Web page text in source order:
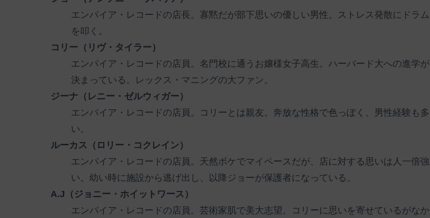
エンパイア・レコードの店長。寡黙だが部下思いの優しい男性。ストレス発散にドラム
を叩く。
コリー（リヴ・タイラー）
エンパイア・レコードの店員。名門校に通うお嬢様女子高生。ハーバード大への進学が
決まっている。レックス・マニングの大ファン。
ジーナ（レニー・ゼルウィガー）
エンパイア・レコードの店員。コリーとは親友。奔放な性格で色っぽく、男性経験も多
い。
ルーカス（ロリー・コクレイン）
エンパイア・レコードの店員。天然ボケでマイペースだが、店に対する思いは人一倍強
い。幼い時に施設から逃げ出し、以降ジョーが保護者になっている。
A.J（ジョニー・ホイットワース）
エンパイア・レコードの店員。芸術家肌で美大志望。コリーに思いを寄せているがなか